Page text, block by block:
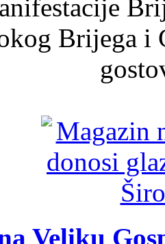
Brijega
Veliku